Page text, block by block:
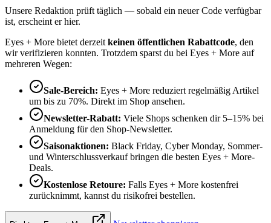
Unsere Redaktion prüft täglich — sobald ein neuer Code verfügbar
ist, erscheint er hier.
Eyes + More bietet derzeit keinen öffentlichen Rabattcode, den
wir verifizieren konnten. Trotzdem sparst du bei Eyes + More auf
mehreren Wegen:
Sale-Bereich: Eyes + More reduziert regelmäßig Artikel
um bis zu 70%. Direkt im Shop ansehen.
Newsletter-Rabatt: Viele Shops schenken dir 5–15% bei
Anmeldung für den Shop-Newsletter.
Saisonaktionen: Black Friday, Cyber Monday, Sommer-
und Winterschlussverkauf bringen die besten Eyes + More-
Deals.
Kostenlose Retoure: Falls Eyes + More kostenfrei
zurücknimmt, kannst du risikofrei bestellen.